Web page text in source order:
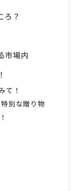
ろ？
市場内
て！
別な贈り物